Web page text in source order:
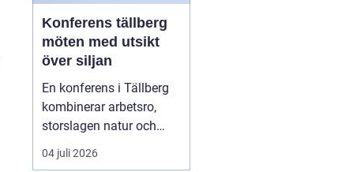
Konferens tällberg
möten med utsikt
över siljan
En konferens i Tällberg
kombinerar arbetsro,
storslagen natur och
genuin dalakultur. Här
möts grupper som vill ha
04 juli 2026